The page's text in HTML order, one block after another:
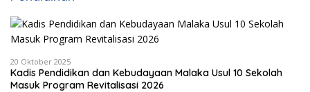
20 Oktober 2025
Kadis Pendidikan dan Kebudayaan Malaka Usul 10 Sekolah
Masuk Program Revitalisasi 2026